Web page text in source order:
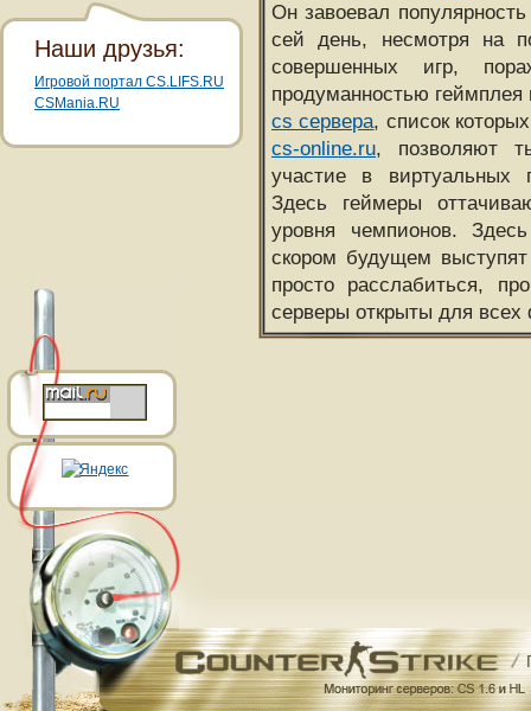
Он завоевал
сей день, несмотря на
совершенных игр,
продуманностью
cs сервера, список
cs-online.ru, позволяют
участие в виртуальных
Здесь геймеры
уровня чемпионов.
скором будущем
просто расслабиться,
серверы открыты для всех
Наши друзья:
Игровой портал CS.LIFS.RU
CSMania.RU